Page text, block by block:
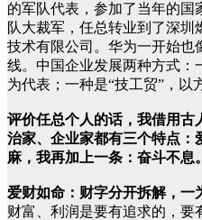
的军队代表，参加了当年的国
队大裁军，任总转业到了深圳
技术有限公司。华为一开始也
线。中国企业发展两种方式：
为代表；一种是“技工贸”，以
评价任总个人的话，我借用古
治家、企业家都有三个特点：
麻，我再加上一条：奋斗不息。
爱财如命：财字分开拆解，一
财富、利润是要有追求的，要